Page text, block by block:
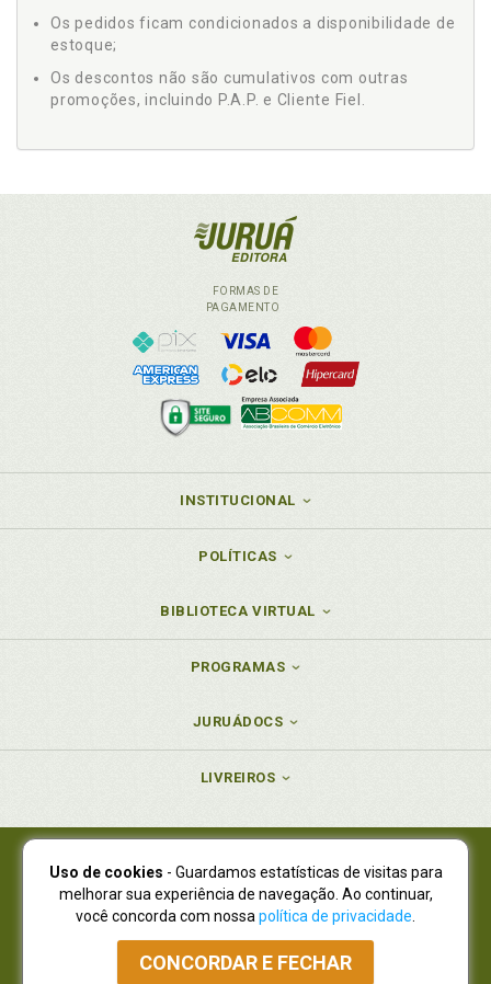
Os pedidos ficam condicionados a disponibilidade de
estoque;
Os descontos não são cumulativos com outras
promoções, incluindo P.A.P. e Cliente Fiel.
FORMAS DE
PAGAMENTO
INSTITUCIONAL
POLÍTICAS
BIBLIOTECA VIRTUAL
PROGRAMAS
JURUÁDOCS
LIVREIROS
Juruá Editora Ltda., CNPJ 77.535.508/0001-19
Juruá Informática Ltda., CNPJ 01.701.561/0001-80
NOVO ENDEREÇO:R. Flávio Dallegrave, 7665, São Lourenço |
Curitiba - Paraná - CEP 82210-310
Atendimento: (41) 4009-3900|Vendas Atacado: (41) 4009-3939
Uso de cookies - Guardamos estatísticas de visitas para
melhorar sua experiência de navegação. Ao continuar,
você concorda com nossa política de privacidade
CONCORDAR E FECHAR